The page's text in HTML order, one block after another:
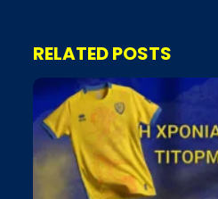
RELATED POSTS